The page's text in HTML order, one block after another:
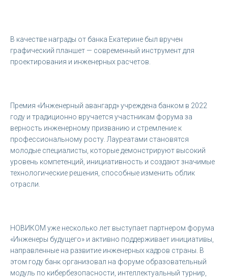
В качестве награды от банка Екатерине был вручен
графический планшет — современный инструмент для
проектирования и инженерных расчетов.
Премия «Инженерный авангард» учреждена банком в 2022
году и традиционно вручается участникам форума за
верность инженерному призванию и стремление к
профессиональному росту. Лауреатами становятся
молодые специалисты, которые демонстрируют высокий
уровень компетенций, инициативность и создают значимые
технологические решения, способные изменить облик
отрасли.
НОВИКОМ уже несколько лет выступает партнером форума
«Инженеры будущего» и активно поддерживает инициативы,
направленные на развитие инженерных кадров страны. В
этом году банк организовал на форуме образовательный
модуль по кибербезопасности, интеллектуальный турнир,